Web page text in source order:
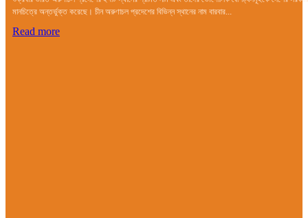
মানচিত্রে অন্তর্ভুক্ত করেছে। চীন অরুণাচল প্রদেশের বিভিন্ন স্থানের নাম বারবার...
Read more